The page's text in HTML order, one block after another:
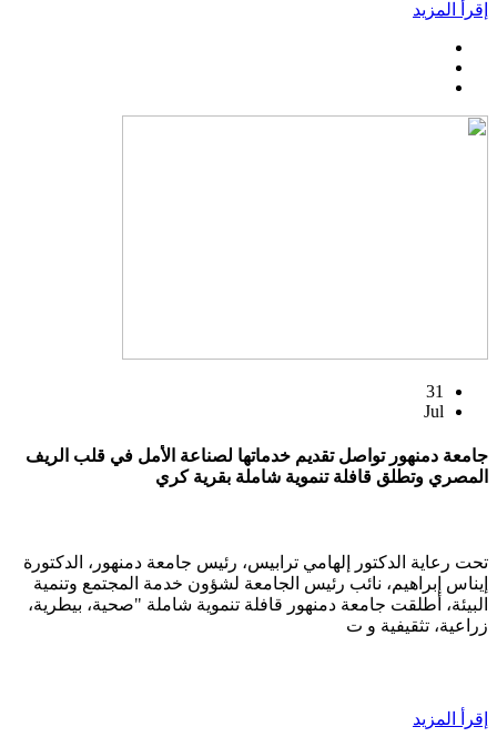
إقرأ المزيد
31
Jul
جامعة دمنهور تواصل تقديم خدماتها لصناعة الأمل في قلب الريف
المصري وتطلق قافلة تنموية شاملة بقرية كري
تحت رعاية الدكتور إلهامي ترابيس، رئيس جامعة دمنهور، الدكتورة
إيناس إبراهيم، نائب رئيس الجامعة لشؤون خدمة المجتمع وتنمية
البيئة، أطلقت جامعة دمنهور قافلة تنموية شاملة "صحية، بيطرية،
زراعية، تثقيفية و ت
إقرأ المزيد